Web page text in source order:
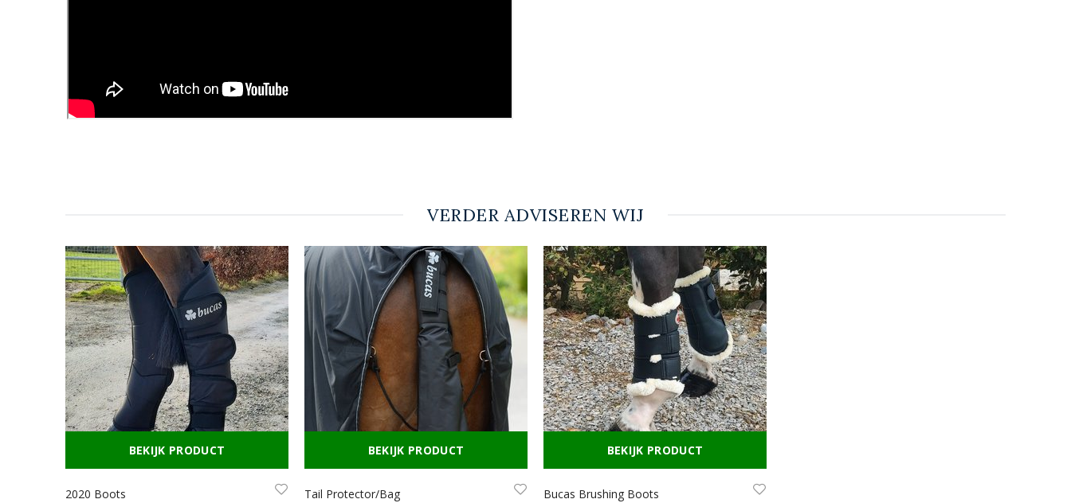
VERDER ADVISEREN WIJ
BEKIJK PRODUCT
2020 Boots
BEKIJK PRODUCT
Tail Protector/Bag
BEKIJK PRODUCT
Bucas Brushing Boots